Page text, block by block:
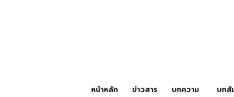
หน้าหลัก ข่าวสาร บทความ บท